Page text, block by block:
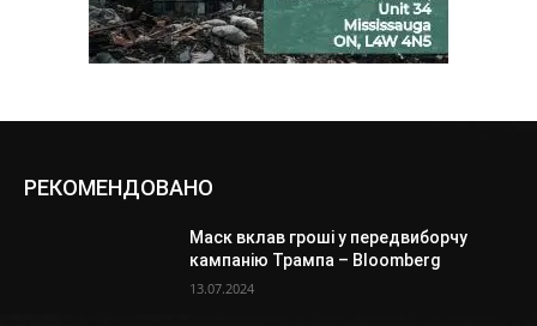
РЕКОМЕНДОВАНО
Маск вклав гроші у передвиборчу
кампанію Трампа – Bloomberg
13.07.2024